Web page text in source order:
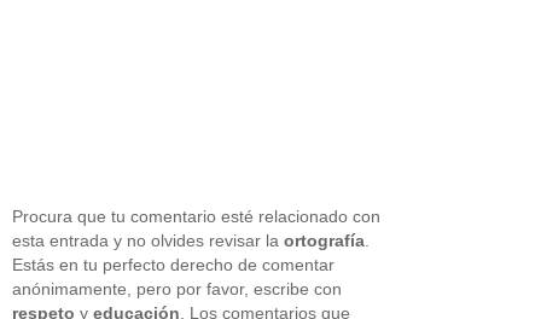
Procura que tu comentario esté relacionado con
esta entrada y no olvides revisar la ortografía
Estás en tu perfecto derecho de comentar
anónimamente, pero por favor, escribe con
respeto y educación . Los comentarios que